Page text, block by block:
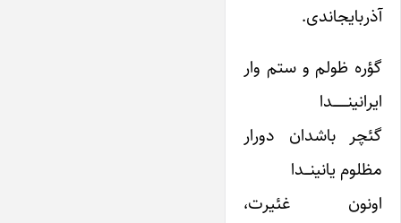
آذربایجاندی.
گؤره ظولم و ستم وار
ایرانینــــــــدا
گئچر باشدان دورار
مظلوم یانینـــدا
اونون غئیرت،